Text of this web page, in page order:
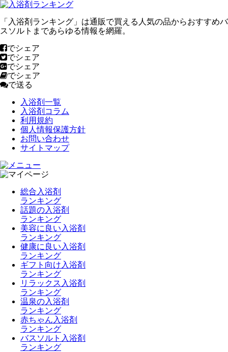
「入浴剤ランキング」は通販で買える人気の品からおすすめバ
スソルトまであらゆる情報を網羅。
でシェア
でシェア
でシェア
でシェア
で送る
入浴剤一覧
入浴剤コラム
利用規約
個人情報保護方針
お問い合わせ
サイトマップ
総合入浴剤
ランキング
話題の入浴剤
ランキング
美容に良い入浴剤
ランキング
健康に良い入浴剤
ランキング
ギフト向け入浴剤
ランキング
リラックス入浴剤
ランキング
温泉の入浴剤
ランキング
赤ちゃん入浴剤
ランキング
バスソルト入浴剤
ランキング